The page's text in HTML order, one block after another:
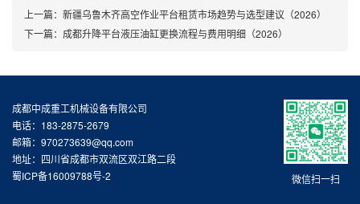
上一篇： 新疆乌鲁木齐高空作业平台租赁市场趋势与选型建议（2026）
下一篇： 成都升降平台液压油缸更换流程与费用明细（2026）
微信扫一扫
成都中成重工机械设备有限公司
电话：183-2875-2679
邮箱：970273639@qq.com
地址：四川省成都市双流区双江路二段
蜀ICP备16009788号-2